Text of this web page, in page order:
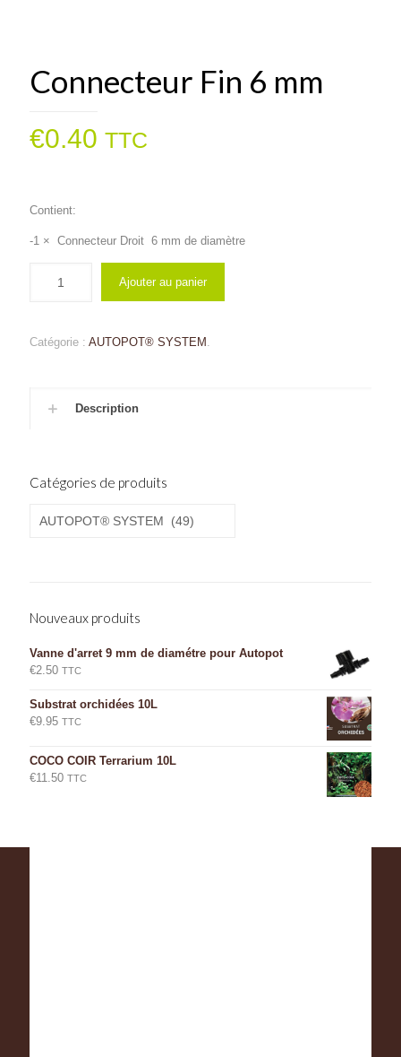
Connecteur Fin 6 mm
€0.40 TTC
Contient:
-1 × Connecteur Droit 6 mm de diamètre
Ajouter au panier
Catégorie : AUTOPOT® SYSTEM .
Description
Catégories de produits
Nouveaux produits
Vanne d'arret 9 mm de diamétre pour Autopot
€2.50 TTC
Substrat orchidées 10L
€9.95 TTC
COCO COIR Terrarium 10L
€11.50 TTC